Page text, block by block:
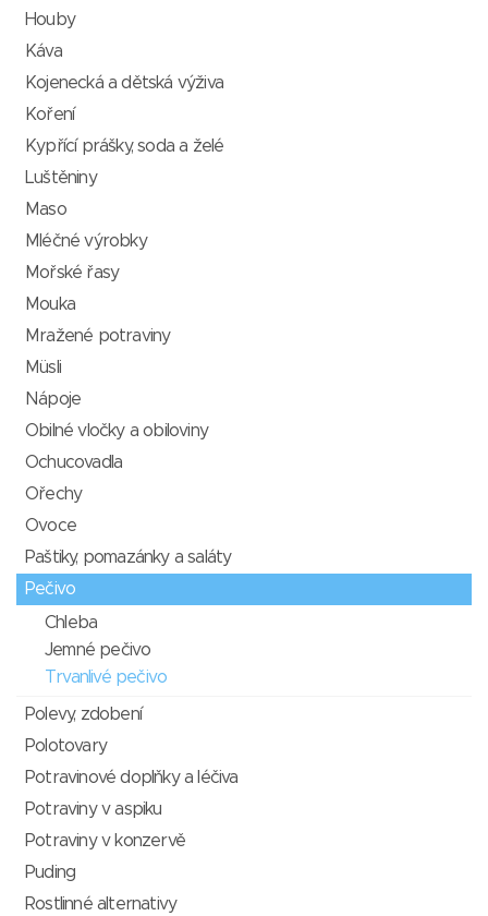
Houby
Káva
Kojenecká a dětská výživa
Koření
Kypřící prášky, soda a želé
Luštěniny
Maso
Mléčné výrobky
Mořské řasy
Mouka
Mražené potraviny
Müsli
Nápoje
Obilné vločky a obiloviny
Ochucovadla
Ořechy
Ovoce
Paštiky, pomazánky a saláty
Pečivo
Chleba
Jemné pečivo
Trvanlivé pečivo
Polevy, zdobení
Polotovary
Potravinové doplňky a léčiva
Potraviny v aspiku
Potraviny v konzervě
Puding
Rostlinné alternativy